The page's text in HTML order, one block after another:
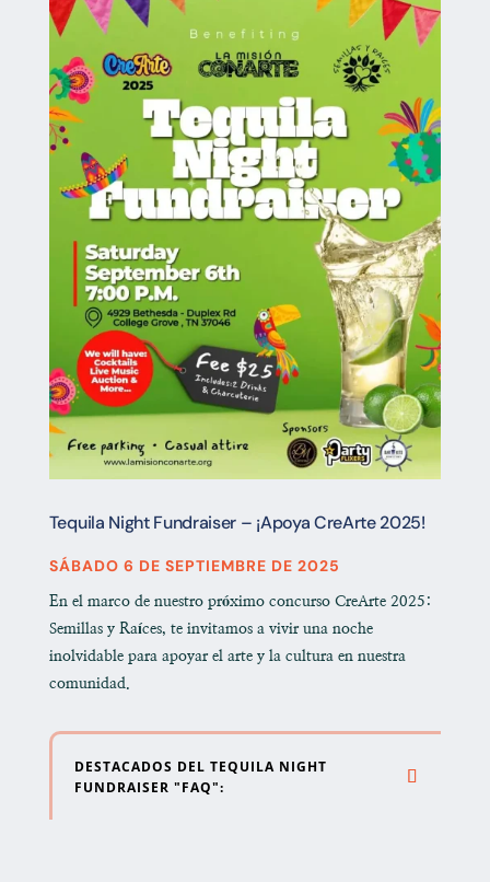
Tequila Night Fundraiser – ¡Apoya CreArte 2025!
SÁBADO 6 DE SEPTIEMBRE DE 2025
En el marco de nuestro próximo concurso CreArte 2025:
Semillas y Raíces, te invitamos a vivir una noche
inolvidable para apoyar el arte y la cultura en nuestra
comunidad.
DESTACADOS DEL TEQUILA NIGHT
FUNDRAISER "FAQ":